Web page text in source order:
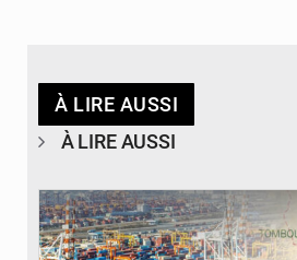
À LIRE AUSSI
À LIRE AUSSI
© JDM